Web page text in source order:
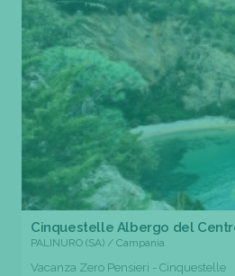
Cinquestelle Albergo del
PALINURO (SA) / Campania
Vacanza Zero Pensieri - Cinquestelle